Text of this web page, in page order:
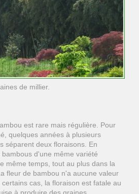
de millier.
est rare mais régulière. Pour
quelques années à plusieurs
séparent deux floraisons. En
d'une même variété
même temps, tout au plus dans la
fleur de bambou n'a aucune valeur
cas, la floraison est fatale au